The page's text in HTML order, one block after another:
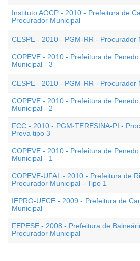
Instituto AOCP - 2010 - Prefeitura de
Procurador Municipal
CESPE - 2010 - PGM-RR - Procurador
COPEVE - 2010 - Prefeitura de
Municipal - 3
CESPE - 2010 - PGM-RR - Procurador
COPEVE - 2010 - Prefeitura de
Municipal - 2
FCC - 2010 - PGM-TERESINA-PI -
Prova tipo 3
COPEVE - 2010 - Prefeitura de
Municipal - 1
COPEVE-UFAL - 2010 - Prefeitura de
Procurador Municipal - Tipo 1
IEPRO-UECE - 2009 - Prefeitura de
Municipal
FEPESE - 2008 - Prefeitura de
Procurador Municipal